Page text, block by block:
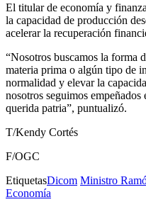
El titular de economía y
la capacidad de producción
acelerar la recuperación
“Nosotros buscamos la forma
materia prima o algún tipo de
normalidad y elevar la
nosotros seguimos
querida patria”, puntualizó.
T/Kendy Cortés
F/OGC
EtiquetasDicom Ministro
Economía